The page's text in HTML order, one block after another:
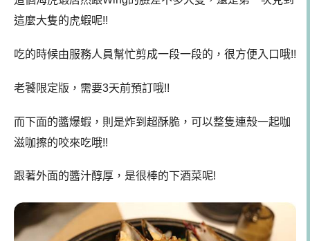
這麼大隻的虎蝦呢!!
吃的時候由服務人員幫忙剪成一段一段的，很方便入口哦!!
老饕限定版，需要3天前預訂哦!!
而下面的醬爆蝦，則是炸到超酥脆，可以整隻連殼一起咖
滋咖擦的咬來吃哦!!
跟著外面的醬汁醇厚，是很棒的下酒菜呢!